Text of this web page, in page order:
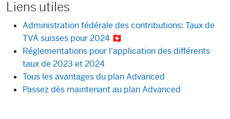
Liens utiles
Administration fédérale des contributions: Taux de
TVA suisses pour 2024 🇨🇭
Réglementations pour l'application des différents
taux de 2023 et 2024
Tous les avantages du plan Advanced
Passez dès maintenant au plan Advanced